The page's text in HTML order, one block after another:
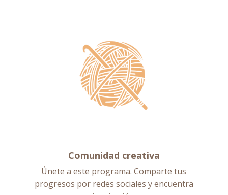
Comunidad creativa
Únete a este programa. Comparte tus
progresos por redes sociales y encuentra